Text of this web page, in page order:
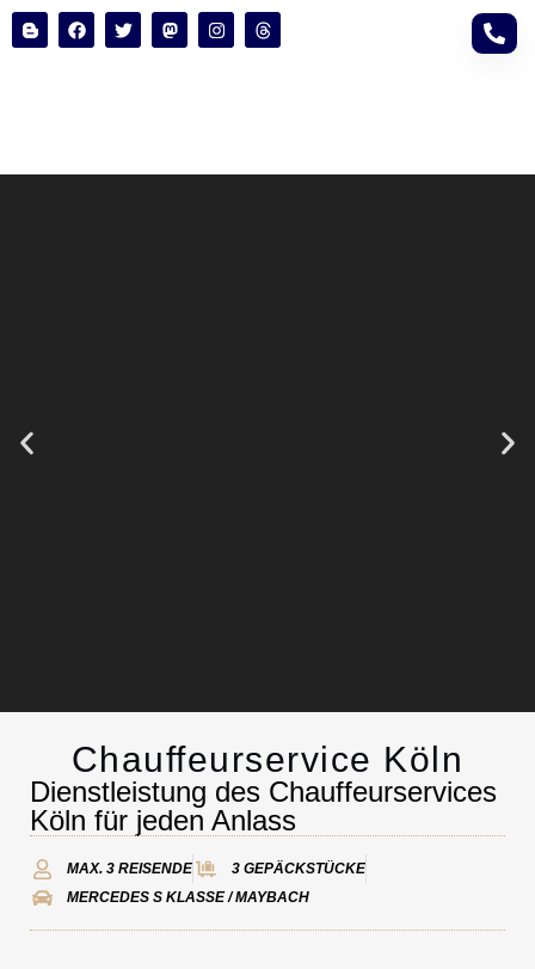
Chauffeurservice
Kontakt
Chauffeurservice Köln
Dienstleistung des Chauffeurservices
Köln für jeden Anlass
MAX. 3 REISENDE
3 GEPÄCKSTÜCKE
MERCEDES S KLASSE / MAYBACH